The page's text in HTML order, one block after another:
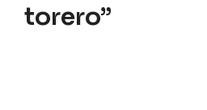
torero”